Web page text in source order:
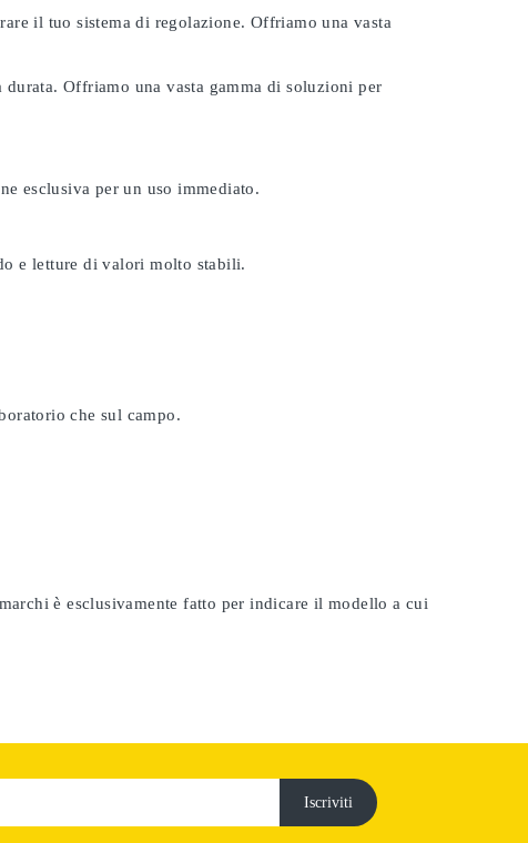
il tuo sistema di regolazione. Offriamo una vasta
Offriamo una vasta gamma di soluzioni per
esclusiva per un uso immediato.
e letture di valori molto stabili.
che sul campo.
è esclusivamente fatto per indicare il modello a cui